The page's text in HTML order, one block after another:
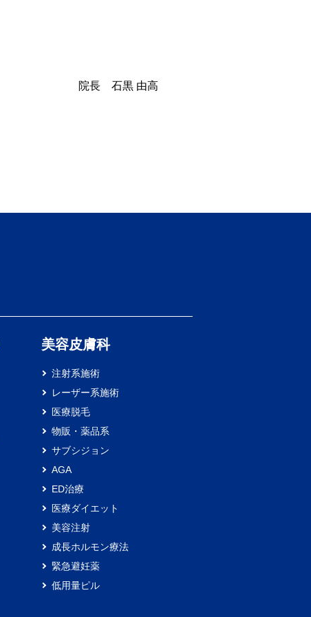
院長 石黒 由高
美容皮膚科
注射系施術
レーザー系施術
医療脱毛
物販・薬品系
サブシジョン
AGA
ED治療
医療ダイエット
美容注射
成長ホルモン療法
緊急避妊薬
低用量ピル